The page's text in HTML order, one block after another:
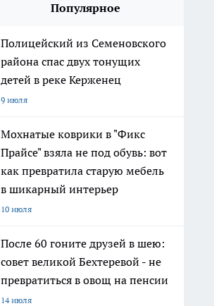
Популярное
Полицейский из Семеновского
района спас двух тонущих
детей в реке Керженец
9 июля
Мохнатые коврики в "Фикс
Прайсе" взяла не под обувь: вот
как превратила старую мебель
в шикарный интерьер
10 июля
После 60 гоните друзей в шею:
совет великой Бехтеревой - не
превратиться в овощ на пенсии
14 июля